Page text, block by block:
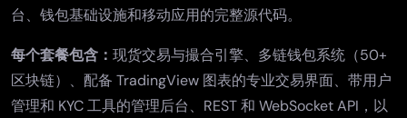
台、钱包基础设施和移动应用的完整源代码。
每个套餐包含： 现货交易与撮合引擎、多链钱包系统（50+
区块链）、配备 TradingView 图表的专业交易界面、带用户
管理和 KYC 工具的管理后台、REST 和 WebSocket API，以